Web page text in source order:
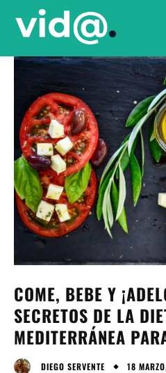
COME, BEBE Y
SECRETOS DE LA
MEDITERRÁNEA
DIEGO SERVENTE 18